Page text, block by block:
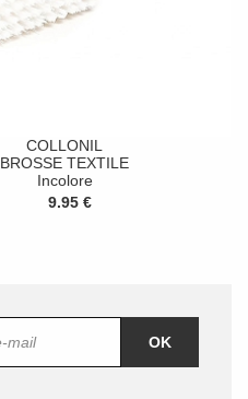
COLLONIL
BROSSE TEXTILE
Incolore
9.95 €
OK